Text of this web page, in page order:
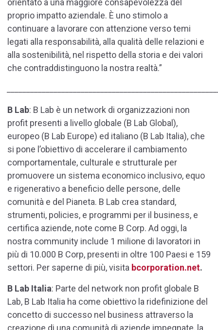
proprio impatto aziendale. È uno stimolo a
continuare a lavorare con attenzione verso temi
legati alla responsabilità, alla qualità delle relazioni e
alla sostenibilità, nel rispetto della storia e dei valori
che contraddistinguono la nostra realtà.”
B Lab: B Lab è un network di organizzazioni non
profit presenti a livello globale (B Lab Global),
europeo (B Lab Europe) ed italiano (B Lab Italia), che
si pone l’obiettivo di accelerare il cambiamento
comportamentale, culturale e strutturale per
promuovere un sistema economico inclusivo, equo
e rigenerativo a beneficio delle persone, delle
comunità e del Pianeta. B Lab crea standard,
strumenti, policies, e programmi per il business, e
certifica aziende, note come B Corp. Ad oggi, la
nostra community include 1 milione di lavoratori in
più di 10.000 B Corp, presenti in oltre 100 Paesi e 159
settori. Per saperne di più, visita bcorporation.net.
B Lab Italia: Parte del network non profit globale B
Lab, B Lab Italia ha come obiettivo la ridefinizione del
concetto di successo nel business attraverso la
creazione di una comunità di aziende impegnate, la